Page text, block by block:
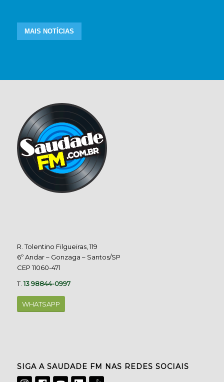
MAIS NOTÍCIAS
R. Tolentino Filgueiras, 119
6º Andar – Gonzaga – Santos/SP
CEP 11060-471
T.13 98844-0997
WHATSAPP
SIGA A SAUDADE FM NAS REDES SOCIAIS